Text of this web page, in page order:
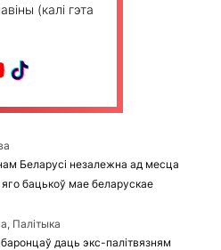
(калі гэта
Беларусі незалежна ад месца
яго бацькоў мае беларускае
Палітыка
даць экс-палітвязням